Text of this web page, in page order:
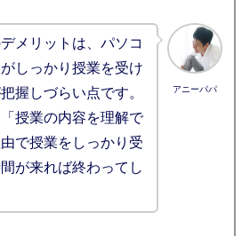
アニーパパ
メリットは、パソコ
しっかり授業を受け
握しづらい点です。
「授業の内容を理解で
で授業をしっかり受
が来れば終わってし